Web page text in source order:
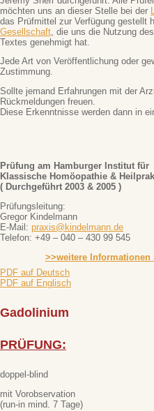
möchten uns an dieser Stelle bei der
das Prüfmittel zur Verfügung gestellt
Gesellschaft , die uns die Nutzung
Textes genehmigt hat.
Jede Art von Veröffentlichung oder
Zustimmung.
Sollte jemand Erfahrungen mit der
Rückmeldungen freuen.
Diese Erkenntnisse werden dann in
Prüfung am Hamburger Institut für
Klassische Homöopathie &
( Durchgeführt 2003 & 2005 )
Prüfungsleitung:
Gregor Kindelmann
E-Mail: praxis@kindelmann.de
Telefon: +49 – 040 – 430 99 545
>>weitere
PDF auf Deutsch
PDF auf Englisch
Gadolinium
PRÜFUNG:
doppel-blind
mit Vorobservation
(run-in mind. 7 Tage)